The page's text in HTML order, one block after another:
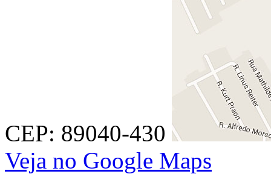
CEP: 89040-430
Veja no Google Maps